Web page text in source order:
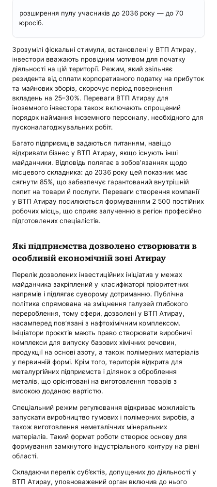
розширення пулу учасників до 2036 року — до 70
юросіб.
Зрозумілі фіскальні стимули, встановлені у ВТП Атирау,
інвестори вважають провідним мотивом для початку
діяльності на цій території. Режим, який звільняє
резидента від сплати корпоративного податку на прибуток
та майнових зборів, скорочує період повернення
вкладень на 25–30%. Переваги ВТП Атирау для
іноземного інвестора також включають спрощений
порядок наймання іноземного персоналу, необхідного для
пусконалагоджувальних робіт.
Багато підприємців задаються питанням, навіщо
відкривати бізнес у ВТП Атирау, якщо існують інші
майданчики. Відповідь полягає в зобов’язаннях щодо
місцевого складника: до 2036 року цей показник має
сягнути 85%, що забезпечує гарантований внутрішній
попит на товари й послуги. Переваги створення компанії
у ВТП Атирау посилюються формуванням 2 500 постійних
робочих місць, що сприяє залученню в регіон професійно
підготовлених спеціалістів.
Які підприємства дозволено створювати в
особливій економічній зоні Атирау
Перелік дозволених інвестиційних ініціатив у межах
майданчика закріплений у класифікаторі пріоритетних
напрямів і підлягає суворому дотриманню. Публічна
політика спрямована на зміцнення галузей глибокого
перероблення, тому сфери, дозволені у ВТП Атирау,
насамперед пов’язані з нафтохімічним комплексом.
Ініціатори проєктів мають право створювати виробничі
комплекси для випуску базових хімічних речовин,
продукції на основі азоту, а також полімерних матеріалів
у первинній формі. Крім того, територія відкрита для
металургійних підприємств і ділянок з оброблення
металів, що орієнтовані на виготовлення товарів з
високою доданою вартістю.
Спеціальний режим регулювання відкриває можливість
запускати виробництво гумових і полімерних виробів, а
також виготовлення неметалічних мінеральних
матеріалів. Такий формат роботи створює основу для
формування замкнутого індустріального контуру на рівні
області.
Складаючи перелік суб’єктів, допущених до діяльності у
ВТП Атирау, уповноважений орган включив до нього